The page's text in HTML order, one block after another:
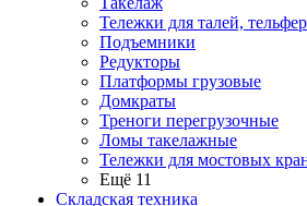
Тележки для талей,
Подъемники
Редукторы
Платформы грузовые
Домкраты
Треноги перегрузочные
Ломы такелажные
Тележки для мостовых
Ещё 11
Складская техника